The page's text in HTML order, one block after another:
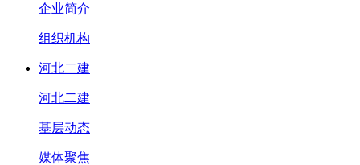
企业简介
组织机构
河北二建
河北二建
基层动态
媒体聚焦